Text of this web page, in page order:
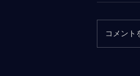
コメント